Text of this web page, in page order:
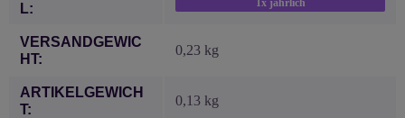
L:
VERSANDGEWIC
HT:
0,23 kg
ARTIKELGEWICH
T:
0,13 kg